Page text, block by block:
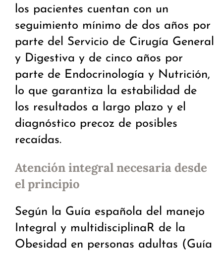
los pacientes cuentan con un
seguimiento mínimo de dos años por
parte del Servicio de Cirugía General
y Digestiva y de cinco años por
parte de Endocrinología y Nutrición,
lo que garantiza la estabilidad de
los resultados a largo plazo y el
diagnóstico precoz de posibles
recaídas.
Atención integral necesaria desde
el principio
Según la Guía española del manejo
Integral y multidisciplinaR de la
Obesidad en personas adultas (Guía